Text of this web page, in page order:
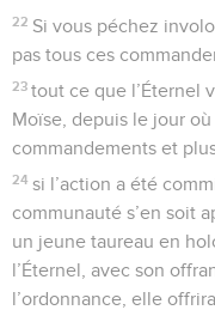
22 Si vous péchez
pas tous ces
23 tout ce que l’Éternel
Moïse, depuis le jour
commandements et
24 si l’action a été
communauté s’en soit
un jeune taureau en
l’Éternel, avec son
l’ordonnance, elle